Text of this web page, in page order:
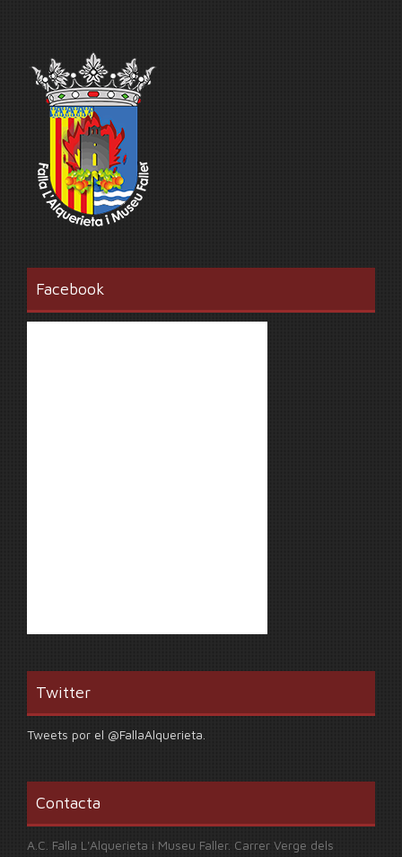
Facebook
Twitter
Tweets por el @FallaAlquerieta.
Contacta
A.C. Falla L'Alquerieta i Museu Faller. Carrer Verge dels